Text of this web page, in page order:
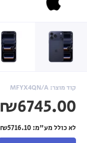
קוד מוצר: MFYX4QN/A
₪6745.00
לא כולל מע"מ:₪5716.10